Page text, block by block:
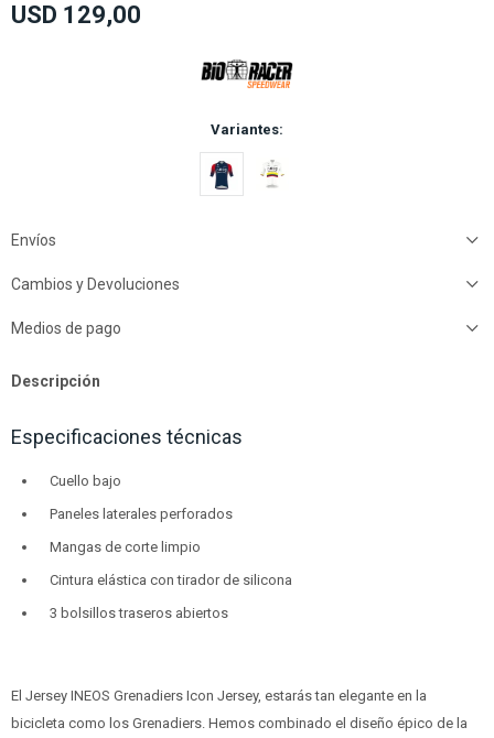
USD 129,00
Variantes:
Envíos
Cambios y Devoluciones
Medios de pago
Descripción
Especificaciones técnicas
Cuello bajo
Paneles laterales perforados
Mangas de corte limpio
Cintura elástica con tirador de silicona
3 bolsillos traseros abiertos
El Jersey INEOS Grenadiers Icon Jersey, estarás tan elegante en la
bicicleta como los Grenadiers. Hemos combinado el diseño épico de la